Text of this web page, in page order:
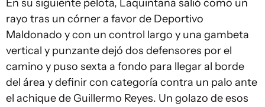
En su siguiente pelota, Laquintana salió como un
rayo tras un córner a favor de Deportivo
Maldonado y con un control largo y una gambeta
vertical y punzante dejó dos defensores por el
camino y puso sexta a fondo para llegar al borde
del área y definir con categoría contra un palo ante
el achique de Guillermo Reyes. Un golazo de esos